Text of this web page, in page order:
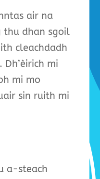
air na
thu dhan sgoil
cleachdadh
Dh’èirich mi
mi mo
sin ruith mi
a-steach